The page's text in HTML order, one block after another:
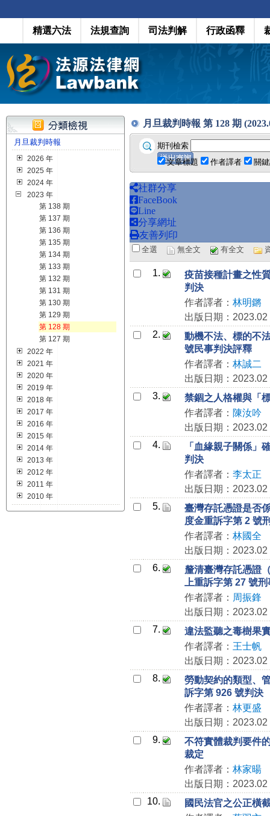
精選六法 法規查詢 司法判解 行政函釋
月旦裁判時報
2026 年
2025 年
2024 年
2023 年
第 138 期
第 137 期
第 136 期
第 135 期
第 134 期
第 133 期
第 132 期
第 131 期
第 130 期
第 129 期
第 128 期
第 127 期
2022 年
2021 年
2020 年
2019 年
2018 年
2017 年
2016 年
2015 年
2014 年
2013 年
2012 年
2011 年
2010 年
月旦裁判時報 第 128 期
期刊檢索
文章標題
作者譯者 關
社群分享
FaceBook
Line
分享網址
友善列印
全選 無全文 有全文
1.
疫苗接種計畫之性
判決
作者譯者： 林明鏘
出版日期：2023.02
2.
動機不法、標的不
號民事判決評釋
作者譯者： 林誠二
出版日期：2023.02
3.
禁錮之人格權與「
作者譯者： 陳汝吟
出版日期：2023.02
4.
「血緣親子關係」
判決
作者譯者： 李太正
出版日期：2023.02
5.
臺灣存託憑證是否
度金重訴字第 2 號
作者譯者： 林國全
出版日期：2023.02
6.
釐清臺灣存託憑證
上重訴字第 27 號
作者譯者： 周振鋒
出版日期：2023.02
7.
違法監聽之毒樹果
作者譯者： 王士帆
出版日期：2023.02
8.
勞動契約的類型、
訴字第 926 號判決
作者譯者： 林更盛
出版日期：2023.02
9.
不符實體裁判要件
裁定
作者譯者： 林家暘
出版日期：2023.02
10.
國民法官之公正橫